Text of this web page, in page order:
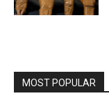
MOST POPULAR